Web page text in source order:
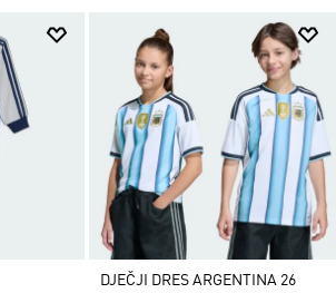
DJEČJI DRES ARGENTINA 26